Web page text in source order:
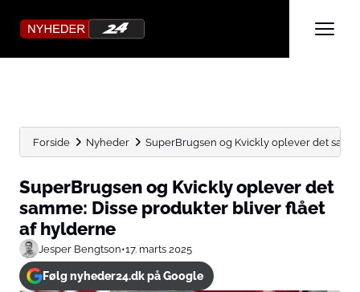
Forside Nyheder SuperBrugsen og Kvickly oplever det
SuperBrugsen og Kvickly oplever det
samme: Disse produkter bliver flået
af hylderne
Jesper Bengtson•17. marts 2025
Følg nyheder24.dk på Google